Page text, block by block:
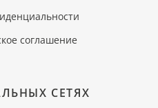
соглашение
СЕТЯХ